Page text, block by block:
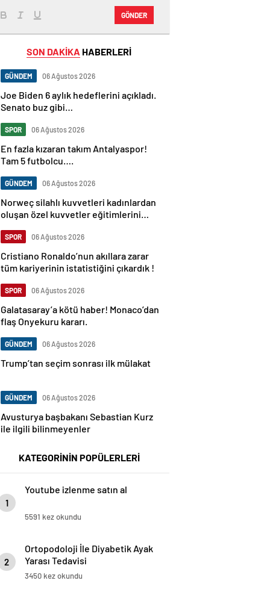
GÖNDER
SON DAKİKA HABERLERİ
GÜNDEM 06 Ağustos 2026
Joe Biden 6 aylık hedeflerini açıkladı.
Senato buz gibi…
SPOR 06 Ağustos 2026
En fazla kızaran takım Antalyaspor!
Tam 5 futbolcu….
GÜNDEM 06 Ağustos 2026
Norweç silahlı kuvvetleri kadınlardan
oluşan özel kuvvetler eğitimlerini
SPOR 06 Ağustos 2026
Cristiano Ronaldo’nun akıllara zarar
tüm kariyerinin istatistiğini çıkardık !
SPOR 06 Ağustos 2026
Galatasaray’a kötü haber! Monaco’dan
flaş Onyekuru kararı.
GÜNDEM 06 Ağustos 2026
Trump’tan seçim sonrası ilk mülakat
GÜNDEM 06 Ağustos 2026
Avusturya başbakanı Sebastian Kurz
ile ilgili bilinmeyenler
KATEGORİNİN POPÜLERLERİ
1
Youtube izlenme satın al
5591 kez okundu
2
Ortopodoloji İle Diyabetik Ayak
Yarası Tedavisi
3450 kez okundu